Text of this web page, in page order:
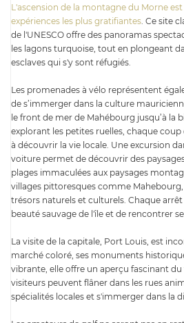
L'ascension de la montagne du Morne
expériences les plus gratifiantes. Ce site
de l'UNESCO offre des panoramas
les lagons turquoise, tout en plongeant
esclaves qui s'y sont réfugiés.
Les promenades à vélo représentent
de s’immerger dans la culture
le front de mer de Mahébourg jusqu’à la
explorant les petites ruelles, chaque
à découvrir la vie locale. Une excursion
voiture permet de découvrir des
plages immaculées aux paysages
villages pittoresques comme
trésors naturels et culturels. Chaque
beauté sauvage de l'île et de rencontrer
La visite de la capitale, Port Louis, est
marché coloré, ses monuments
vibrante, elle offre un aperçu fascinant
visiteurs peuvent flâner dans les rues
spécialités locales et s'immerger dans la